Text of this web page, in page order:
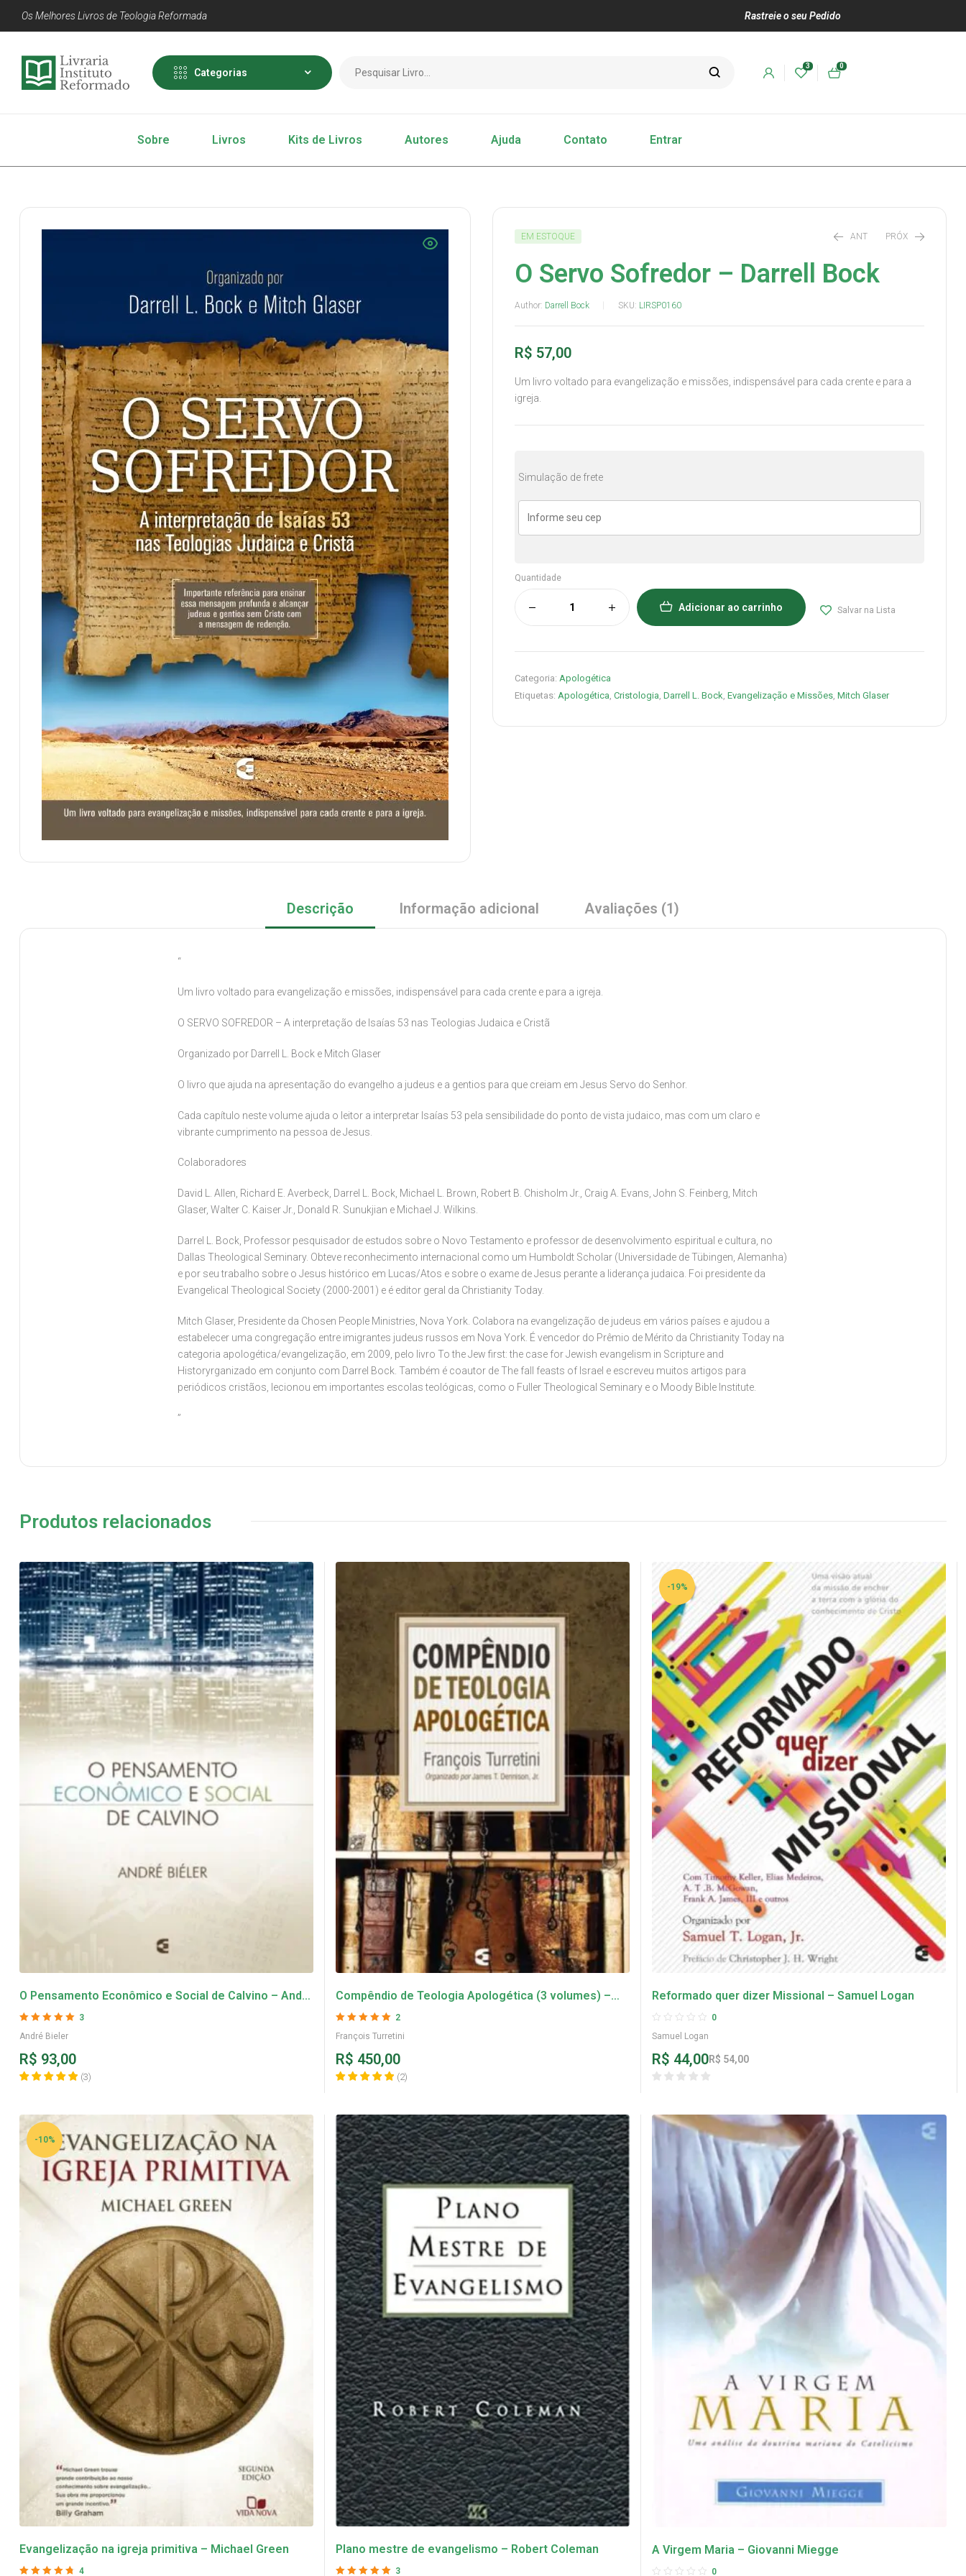
Os Melhores Livros de Teologia Reformada Rastreie o seu Pedido
Categorias
3 0
Sobre Livros Kits de Livros Autores Ajuda Contato Entrar
EM ESTOQUE ANT PRÓX
O Servo Sofredor – Darrell Bock
Author: Darrell Bock SKU: LIRSP0160
R$ 57,00
Um livro voltado para evangelização e missões, indispensável para cada crente e para a
igreja.
Simulação de frete
Quantidade
Adicionar ao carrinho Salvar na Lista
Categoria: Apologética
Etiquetas: Apologética, Cristologia, Darrell L. Bock, Evangelização e Missões, Mitch Glaser
Descrição Informação adicional Avaliações (1)
“
Um livro voltado para evangelização e missões, indispensável para cada crente e para a igreja.
O SERVO SOFREDOR – A interpretação de Isaías 53 nas Teologias Judaica e Cristã
Organizado por Darrell L. Bock e Mitch Glaser
O livro que ajuda na apresentação do evangelho a judeus e a gentios para que creiam em Jesus Servo do Senhor.
Cada capítulo neste volume ajuda o leitor a interpretar Isaías 53 pela sensibilidade do ponto de vista judaico, mas com um claro e
vibrante cumprimento na pessoa de Jesus.
Colaboradores
David L. Allen, Richard E. Averbeck, Darrel L. Bock, Michael L. Brown, Robert B. Chisholm Jr., Craig A. Evans, John S. Feinberg, Mitch
Glaser, Walter C. Kaiser Jr., Donald R. Sunukjian e Michael J. Wilkins.
Darrel L. Bock, Professor pesquisador de estudos sobre o Novo Testamento e professor de desenvolvimento espiritual e cultura, no
Dallas Theological Seminary. Obteve reconhecimento internacional como um Humboldt Scholar (Universidade de Tübingen, Alemanha)
e por seu trabalho sobre o Jesus histórico em Lucas/Atos e sobre o exame de Jesus perante a liderança judaica. Foi presidente da
Evangelical Theological Society (2000-2001) e é editor geral da Christianity Today.
Mitch Glaser, Presidente da Chosen People Ministries, Nova York. Colabora na evangelização de judeus em vários países e ajudou a
estabelecer uma congregação entre imigrantes judeus russos em Nova York. É vencedor do Prêmio de Mérito da Christianity Today na
categoria apologética/evangelização, em 2009, pelo livro To the Jew first: the case for Jewish evangelism in Scripture and
Historyrganizado em conjunto com Darrel Bock. Também é coautor de The fall feasts of Israel e escreveu muitos artigos para
periódicos cristãos, lecionou em importantes escolas teológicas, como o Fuller Theological Seminary e o Moody Bible Institute.
”
Produtos relacionados
O Pensamento Econômico e Social de Calvino – André
Bieler
3
André Bieler
R$ 93,00
(3)
Compêndio de Teologia Apologética (3 volumes) –
François Turretini
2
François Turretini
R$ 450,00
(2)
-19%
Reformado quer dizer Missional – Samuel Logan
0
Samuel Logan
R$ 54,00
R$ 44,00
-10%
Evangelização na igreja primitiva – Michael Green
4
Plano mestre de evangelismo – Robert Coleman
3
A Virgem Maria – Giovanni Miegge
0